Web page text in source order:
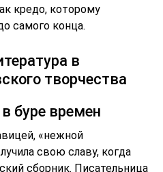
кредо, которому
самого конца.
в
творчества
буре времен
«нежной
свою славу, когда
сборник. Писательница